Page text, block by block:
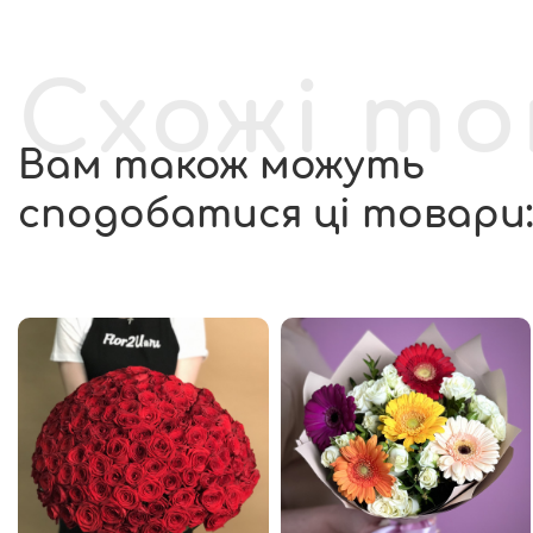
Схожі
Вам також можуть
сподобатися ці товари: